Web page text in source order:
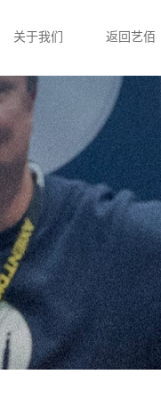
关于我们 返回艺佰